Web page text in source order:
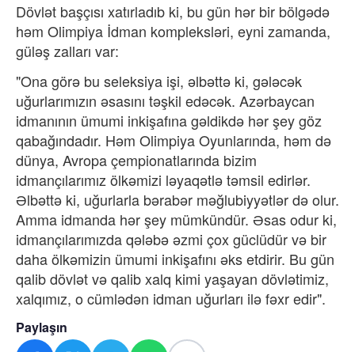
Dövlət başçısı xatırladıb ki, bu gün hər bir bölgədə
həm Olimpiya İdman kompleksləri, eyni zamanda,
güləş zalları var:
"Ona görə bu seleksiya işi, əlbəttə ki, gələcək
uğurlarımızın əsasını təşkil edəcək. Azərbaycan
idmanının ümumi inkişafına gəldikdə hər şey göz
qabağındadır. Həm Olimpiya Oyunlarında, həm də
dünya, Avropa çempionatlarında bizim
idmançılarımız ölkəmizi ləyaqətlə təmsil edirlər.
Əlbəttə ki, uğurlarla bərabər məğlubiyyətlər də olur.
Amma idmanda hər şey mümkündür. Əsas odur ki,
idmançılarımızda qələbə əzmi çox güclüdür və bir
daha ölkəmizin ümumi inkişafını əks etdirir. Bu gün
qalib dövlət və qalib xalq kimi yaşayan dövlətimiz,
xalqımız, o cümlədən idman uğurları ilə fəxr edir".
Paylaşın